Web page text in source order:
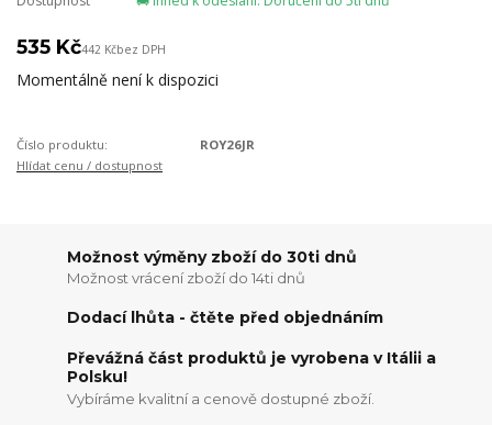
535 Kč442 Kčbez DPH
Momentálně není k dispozici
Číslo produktu:
ROY26JR
Hlídat cenu / dostupnost
Možnost výměny zboží do 30ti dnů
Možnost vrácení zboží do 14ti dnů
Dodací lhůta - čtěte před objednáním
Převážná část produktů je vyrobena v Itálii a
Polsku!
Vybíráme kvalitní a cenově dostupné zboží.